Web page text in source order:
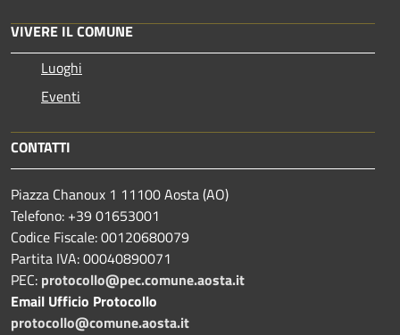
VIVERE IL COMUNE
Luoghi
Eventi
CONTATTI
Piazza Chanoux 1 11100 Aosta (AO)
Telefono: +39 01653001
Codice Fiscale: 00120680079
Partita IVA: 00040890071
PEC: protocollo@pec.comune.aosta.it
Email Ufficio Protocollo
protocollo@comune.aosta.it